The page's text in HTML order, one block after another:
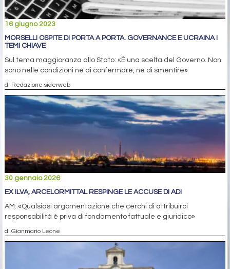
16 giugno 2023
MORSELLI OSPITE DI PORTA A PORTA. GOVERNANCE E UCRAINA I
TEMI CHIAVE
Sul tema maggioranza allo Stato: «È una scelta del Governo. Non
sono nelle condizioni né di confermare, né di smentire»
di Redazione siderweb
30 gennaio 2026
EX ILVA, ARCELORMITTAL RESPINGE LE ACCUSE DI ADI
AM: «Qualsiasi argomentazione che cerchi di attribuirci
responsabilità è priva di fondamento fattuale e giuridico»
di Gianmario Leone